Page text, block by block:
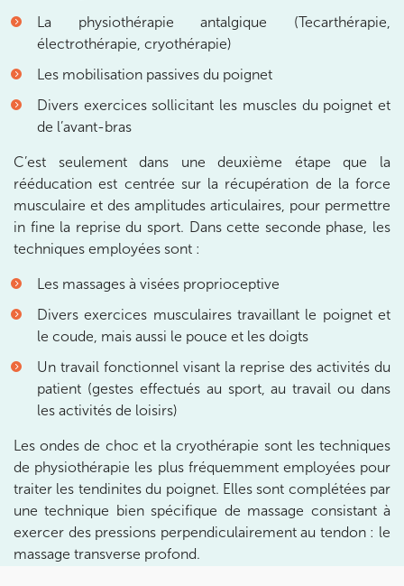
La physiothérapie antalgique (Tecarthérapie,
électrothérapie, cryothérapie)
Les mobilisation passives du poignet
Divers exercices sollicitant les muscles du poignet et
de l’avant-bras
C’est seulement dans une deuxième étape que la
rééducation est centrée sur la récupération de la force
musculaire et des amplitudes articulaires, pour permettre
in fine la reprise du sport. Dans cette seconde phase, les
techniques employées sont :
Les massages à visées proprioceptive
Divers exercices musculaires travaillant le poignet et
le coude, mais aussi le pouce et les doigts
Un travail fonctionnel visant la reprise des activités du
patient (gestes effectués au sport, au travail ou dans
les activités de loisirs)
Les ondes de choc et la cryothérapie sont les techniques
de physiothérapie les plus fréquemment employées pour
traiter les tendinites du poignet. Elles sont complétées par
une technique bien spécifique de massage consistant à
exercer des pressions perpendiculairement au tendon : le
massage transverse profond.
28 Rue Velpeau 92160 Antony
28 Rue Velpeau 92160 Antony
01 76 21 71 41
Prenez RDV sur
KOSS PARIS 8
74 Bd Haussmann 75008 Paris
Prenez RDV sur
Prenez RDV sur
IK MORANGIS
85 Av. de Balzac 91420 Morangis
Prenez RDV sur
Prenez RDV sur